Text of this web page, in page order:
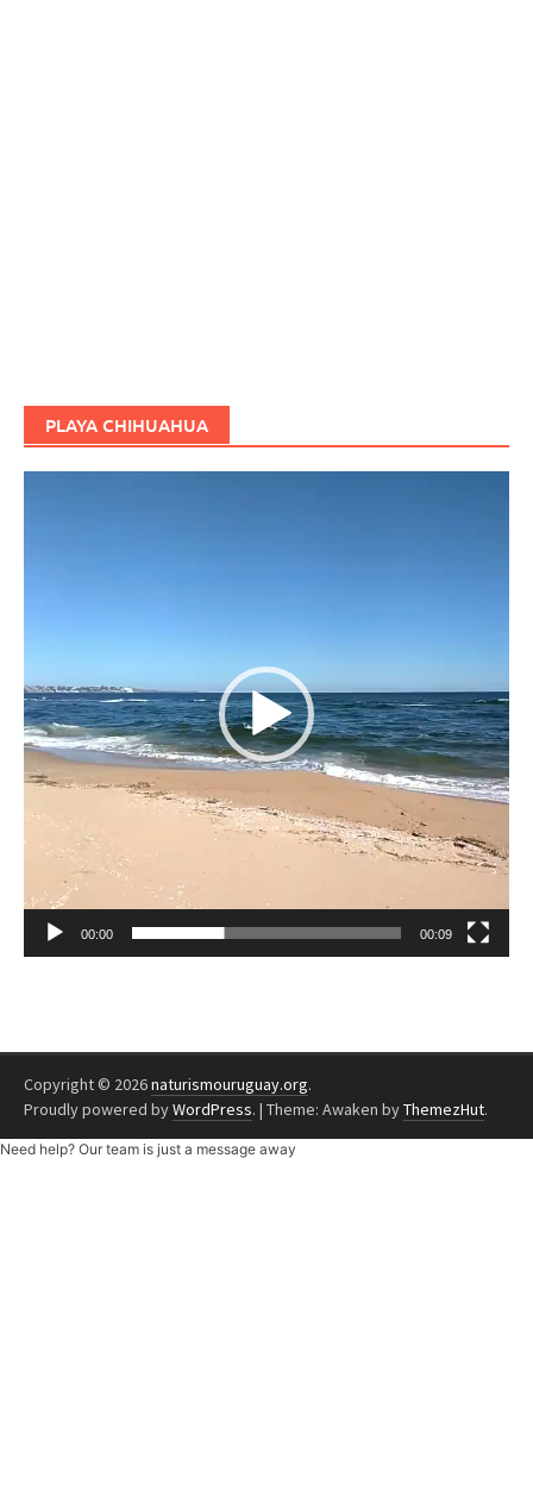
PLAYA CHIHUAHUA
00:00 00:09
Copyright © 2026naturismouruguay.org.
Proudly powered byWordPress. | Theme: Awaken byThemezHut.
Need help? Our team is just a message away